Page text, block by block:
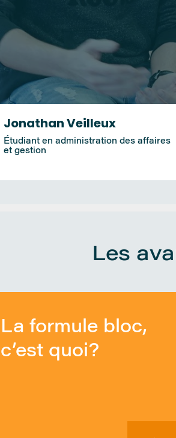
Jonathan Veilleux
Étudiant en administration des affaires
et gestion
Les
La formule bloc,
c’est quoi?